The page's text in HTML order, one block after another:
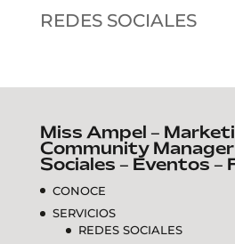
REDES SOCIALES
Miss Ampel –
Community Manager
Sociales – Eventos –
CONOCE
SERVICIOS
REDES SOCIALES